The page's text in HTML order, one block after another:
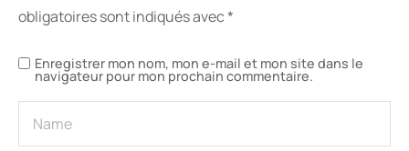
obligatoires sont indiqués avec*
Enregistrer mon nom, mon e-mail et mon site dans le
navigateur pour mon prochain commentaire.